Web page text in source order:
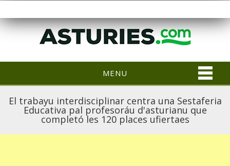
MENU
El trabayu interdisciplinar centra una Sestaferia
Educativa pal profesoráu d'asturianu que
completó les 120 places ufiertaes